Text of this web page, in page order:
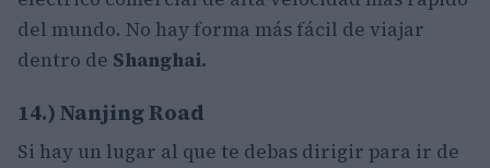
del mundo. No hay forma más fácil de viajar
dentro de Shanghai.
14.) Nanjing Road
Si hay un lugar al que te debas dirigir para ir de